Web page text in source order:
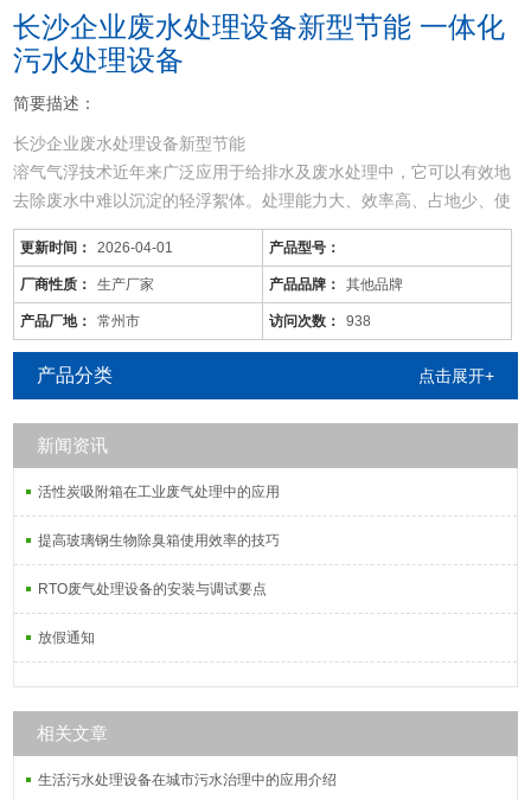
长沙企业废水处理设备新型节能 一体化
污水处理设备
简要描述：
长沙企业废水处理设备新型节能
溶气气浮技术近年来广泛应用于给排水及废水处理中，它可以有效地
去除废水中难以沉淀的轻浮絮体。处理能力大、效率高、占地少、使
用范围广。
7 、可建成封闭式厂房，减少臭气、噪声对周围环境的影响，视觉感
官效果好；
经过一级处理的污水，BOD一般可去除30%左右，达不到排放标准
小型屠宰污水处理设备包含多种设备，其中化粪池起到一定的储存处
理作用，但现有出水浓度依然很高，并且夹带
更新时间： 2026-04-01 产品型号：
厂商性质： 生产厂家 产品品牌： 其他品牌
产品厂地： 常州市 访问次数： 938
产品分类 点击展开+
新闻资讯
活性炭吸附箱在工业废气处理中的应用
提高玻璃钢生物除臭箱使用效率的技巧
RTO废气处理设备的安装与调试要点
放假通知
相关文章
生活污水处理设备在城市污水治理中的应用介绍